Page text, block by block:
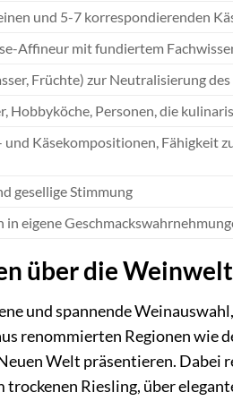
und 5-7 korrespondierenden
Affineur mit fundiertem
Früchte) zur Neutralisierung des
Hobbyköche, Personen, die
Käsekompositionen, Fähigkeit
gesellige Stimmung
eigene
über die Weinwelt
und spannende
renommierten Regionen wie
Welt präsentieren.
Riesling, über